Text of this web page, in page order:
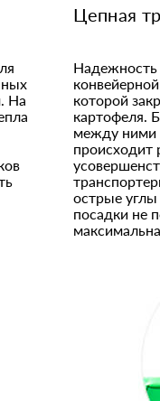
На
Цепная
Надежность
которой
картофеля.
между ними
происходит
острые
посадки не